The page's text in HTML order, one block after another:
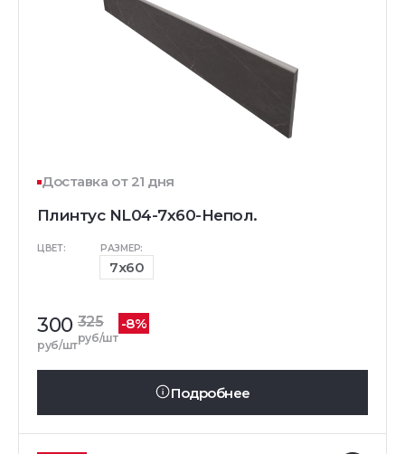
Доставка от 21 дня
Плинтус NL04-7x60-Непол.
ЦВЕТ: РАЗМЕР:
7x60
300
руб/шт
325
руб/шт
-8%
Подробнее